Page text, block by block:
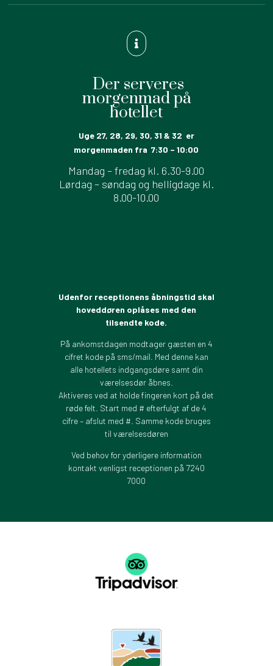

Der serveres
morgenmad på
hotellet
Uge 27, 28, 29, 30, 31 & 32 er
morgenmaden fra 7:30 – 10:00
Mandag – fredag kl. 6.30-9.00
Lørdag – søndag og helligdage kl.
8.00-10.00
Udenfor receptionens åbningstid skal
hoveddøren oplåses med den
tilsendte kode.
På ankomstdagen modtager gæsten en 4
cifret kode på sms/mail. Med denne kan
alle hotellets indgangsdøre samt din
værelsesdør åbnes.
Aktiveres ved at holde fingeren kort på det
røde felt. Start med # efterfulgt af de 4
cifre – afslut med #. Samme kode bruges
til værelsesdøren
Ved behov for yderligere information
kontakt venligst receptionen på 7240
7000